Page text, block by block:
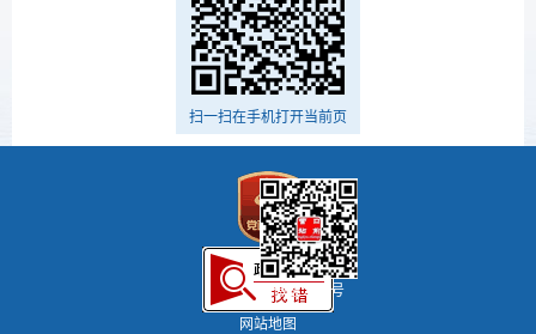
扫一扫在手机打开当前页
微信公众号
网站地图